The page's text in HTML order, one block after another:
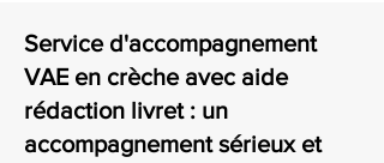
Service d'accompagnement
VAE en crèche avec aide
rédaction livret : un
accompagnement sérieux et